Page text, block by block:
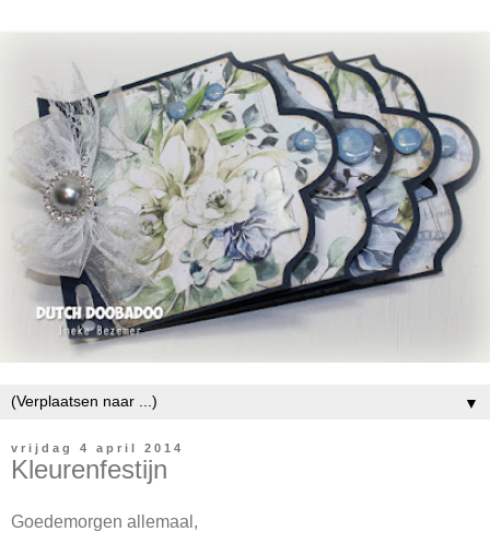
▼
vrijdag 4 april 2014
Kleurenfestijn
Goedemorgen allemaal,